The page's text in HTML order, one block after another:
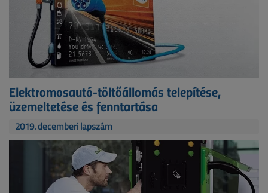
Elektromosautó-töltőállomás telepítése,
üzemeltetése és fenntartása
2019. decemberi lapszám